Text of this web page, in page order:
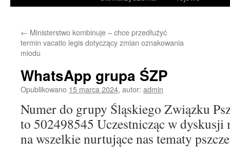
← Ministerstwo kombinuje – chce przedłużyć
termin vacatio legis dotyczący zmian oznakowania
miodu
WhatsApp grupa ŚZP
Opublikowano 15 marca 2024, autor: admin
Numer do grupy Śląskiego Związku
to 502498545 Uczestnicząc w dyskusji
na wszelkie nurtujące nas tematy